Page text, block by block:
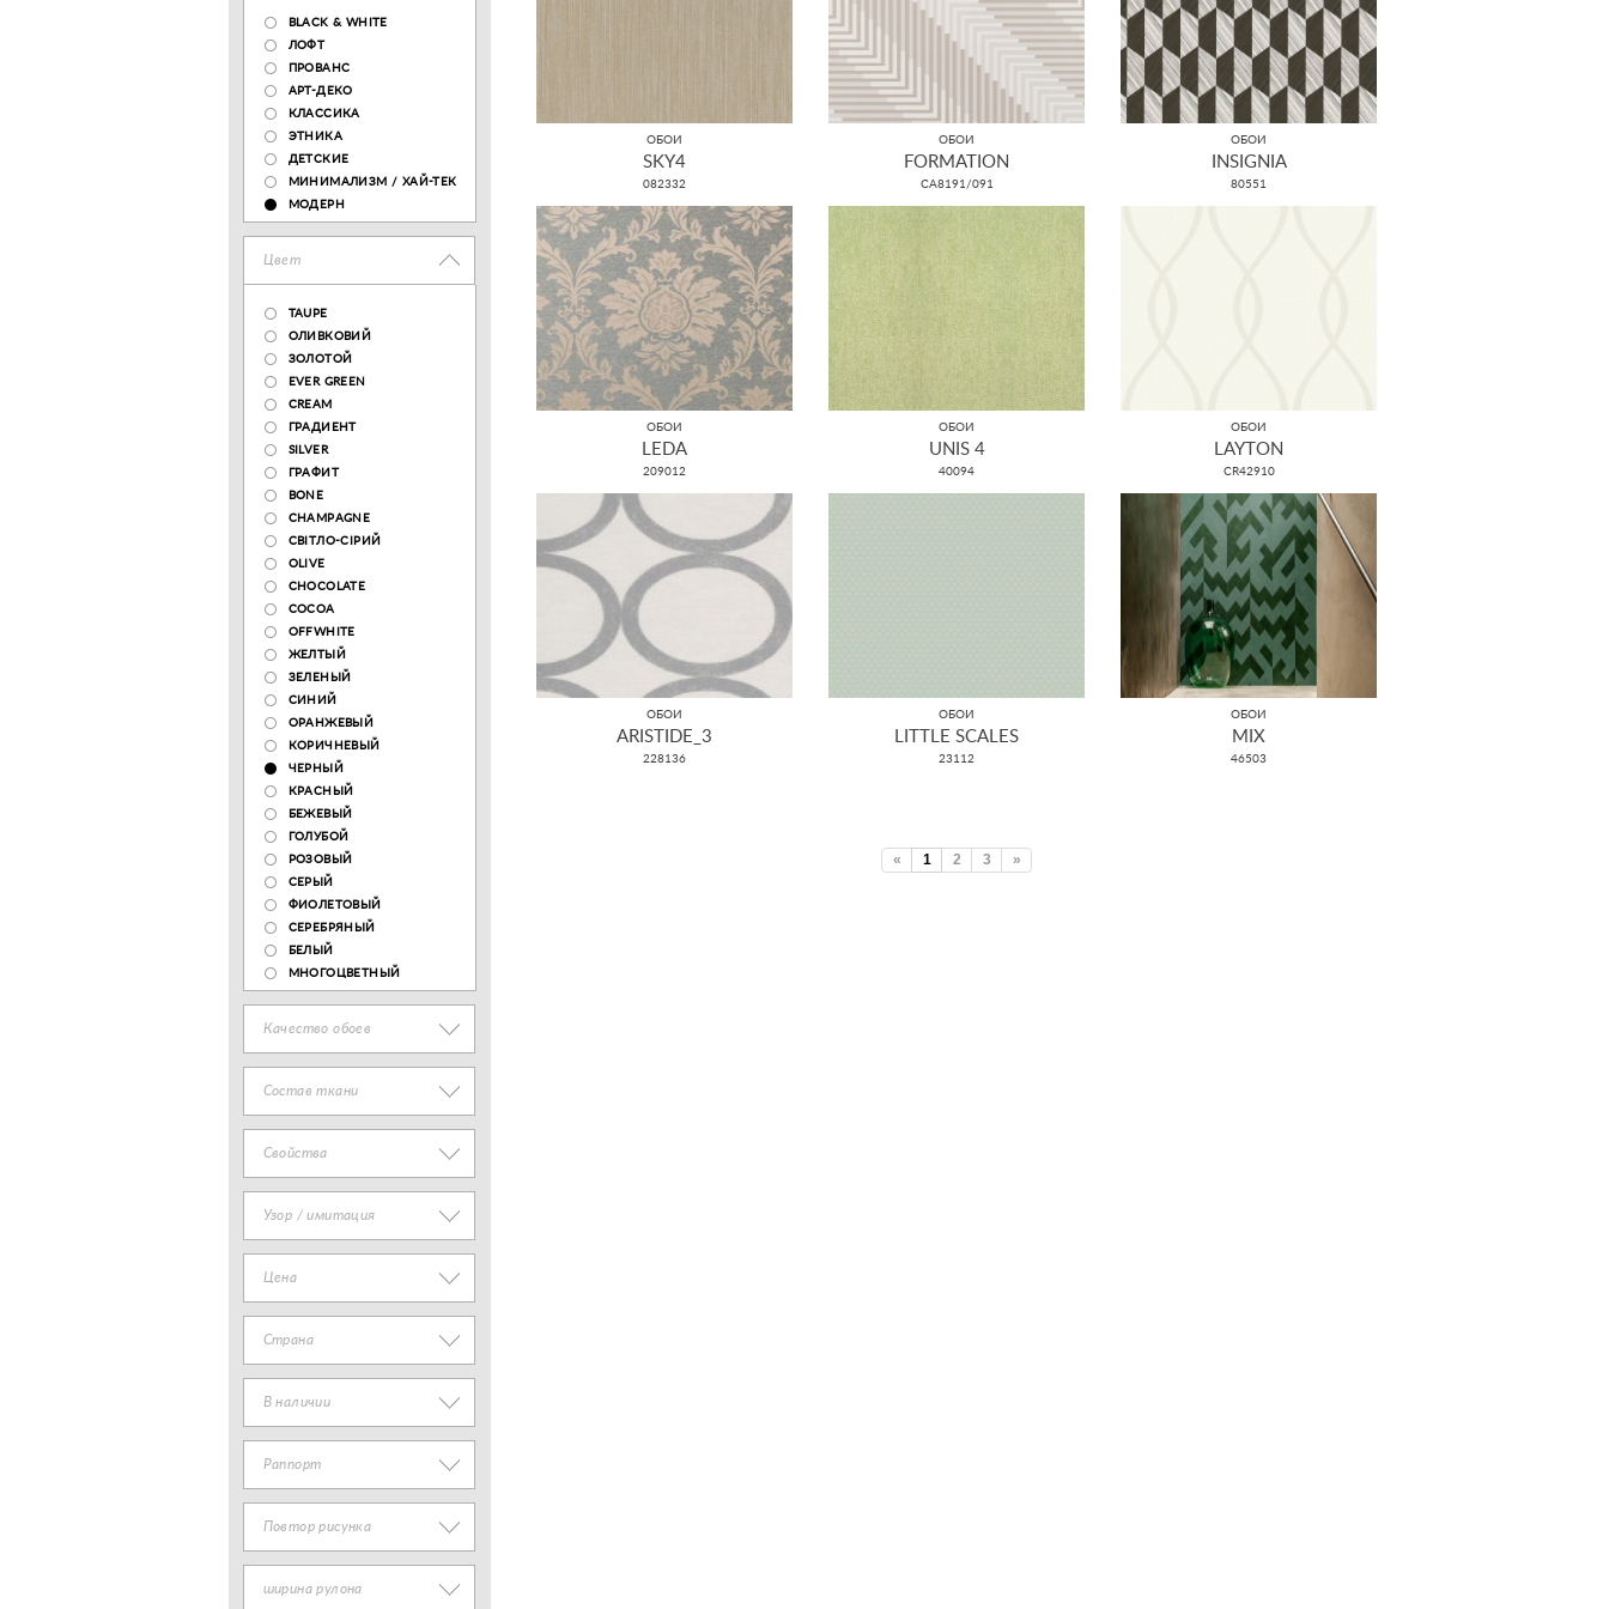
BLACK & WHITE
ЛОФТ
ПРОВАНС
АРТ-ДЕКО
КЛАССИКА
ЭТНИКА
ДЕТСКИЕ
МИНИМАЛИЗМ / ХАЙ-ТЕК
МОДЕРН
Цвет
TAUPE
ОЛИВКОВИЙ
ЗОЛОТОЙ
EVER GREEN
CREAM
ГРАДИЕНТ
SILVER
ГРАФИТ
BONE
CHAMPAGNE
СВІТЛО-СІРИЙ
OLIVE
CHOCOLATE
COCOA
OFFWHITE
ЖЕЛТЫЙ
ЗЕЛЕНЫЙ
СИНИЙ
ОРАНЖЕВЫЙ
КОРИЧНЕВЫЙ
ЧЕРНЫЙ
КРАСНЫЙ
БЕЖЕВЫЙ
ГОЛУБОЙ
РОЗОВЫЙ
СЕРЫЙ
ФИОЛЕТОВЫЙ
СЕРЕБРЯНЫЙ
БЕЛЫЙ
МНОГОЦВЕТНЫЙ
Качество обоев
Состав ткани
Свойства
Узор / имитация
Цена
Страна
В наличии
Раппорт
Повтор рисунка
ширина рулона
ОБОИ
SKY4
082332
ОБОИ
FORMATION
CA8191/091
ОБОИ
INSIGNIA
80551
ОБОИ
LEDA
209012
ОБОИ
UNIS 4
40094
ОБОИ
LAYTON
CR42910
ОБОИ
ARISTIDE_3
228136
ОБОИ
LITTLE SCALES
23112
ОБОИ
MIX
46503
« 1 2 3 »